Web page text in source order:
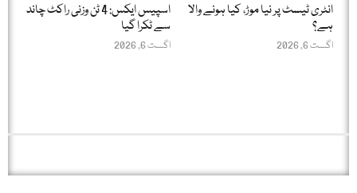
انٹری ٹیسٹ پر نیا موڑ، کیا ہونے والا
ہے؟
اگست 6, 2026
اسپیس ایکس: 4 ٹن وزنی راکٹ چاند
سے ٹکرا گیا
اگست 6, 2026